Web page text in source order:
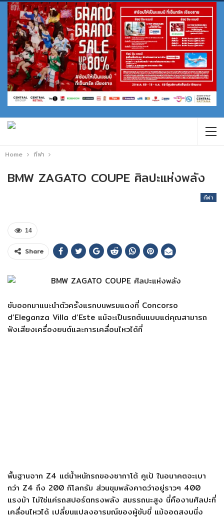
Home กีฬา
BMW ZAGATO COUPE ศิลปะแห่งพลัง
กีฬา
14
Share
ขับออกมาแนะนำตัวครั้งแรกบนพรมแดงที่ Concorso
d’Eleganza Villa d’Este แม้จะเป็นรถต้นแบบแต่คุณสามารถ
ฟังเสียงเครื่องยนต์และการเคลื่อนไหวได้ที่
พื้นฐานจาก Z4 แต่น้ำหนักรถของซากาโต้ คูเป้ ในอนาคตจะเบา
กว่า Z4 ถึง 200 กิโลกรัม ส่วนขุมพลังคาดว่าอยู่ราวๆ 400
แรงม้า ไม่ใช่แค่รถสปอร์ตทรงพลัง สมรรถนะสูง นี่คืองานศิลปะที่
เคลื่อนไหวได้ เปลี่ยนแปลงอารมณ์ของผู้ขับขี่ แม้จอดสงบนิ่ง